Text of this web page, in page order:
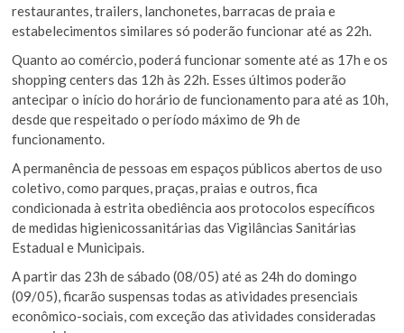
restaurantes, trailers, lanchonetes, barracas de praia e
estabelecimentos similares só poderão funcionar até as 22h.
Quanto ao comércio, poderá funcionar somente até as 17h e os
shopping centers das 12h às 22h. Esses últimos poderão
antecipar o início do horário de funcionamento para até as 10h,
desde que respeitado o período máximo de 9h de
funcionamento.
A permanência de pessoas em espaços públicos abertos de uso
coletivo, como parques, praças, praias e outros, fica
condicionada à estrita obediência aos protocolos específicos
de medidas higienicossanitárias das Vigilâncias Sanitárias
Estadual e Municipais.
A partir das 23h de sábado (08/05) até as 24h do domingo
(09/05), ficarão suspensas todas as atividades presenciais
econômico-sociais, com exceção das atividades consideradas